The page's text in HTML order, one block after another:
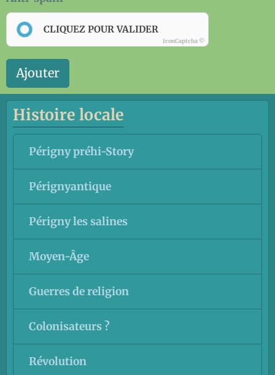
CLIQUEZ POUR VALIDER
IconCaptcha ©
Ajouter
Histoire locale
Périgny préhi-Story
Pérignyantique
Périgny les salines
Moyen-Âge
Guerres de religion
Colonisateurs ?
Révolution